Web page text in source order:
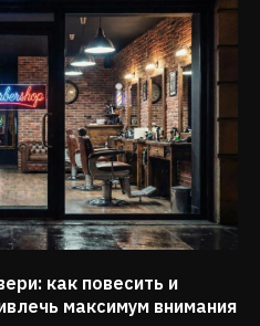
как повесить и
максимум внимания